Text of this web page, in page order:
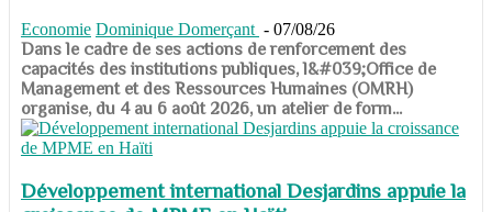
Economie Dominique Domerçant - 07/08/26
Dans le cadre de ses actions de renforcement des
capacités des institutions publiques, l&#039;Office de
Management et des Ressources Humaines (OMRH)
organise, du 4 au 6 août 2026, un atelier de form...
Développement international Desjardins appuie la